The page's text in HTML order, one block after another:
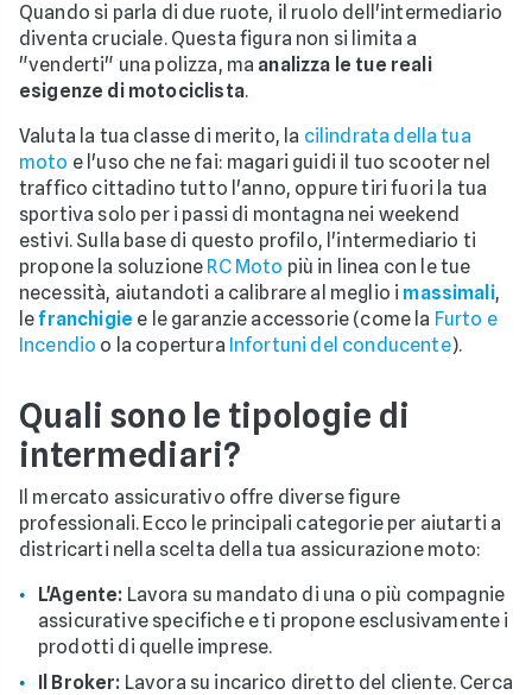
Quando si parla di due ruote, il ruolo dell'intermediario
diventa cruciale. Questa figura non si limita a
"venderti" una polizza, ma analizza le tue reali
esigenze di motociclista.
Valuta la tua classe di merito, la cilindrata della tua
moto e l'uso che ne fai: magari guidi il tuo scooter nel
traffico cittadino tutto l'anno, oppure tiri fuori la tua
sportiva solo per i passi di montagna nei weekend
estivi. Sulla base di questo profilo, l'intermediario ti
propone la soluzione RC Moto più in linea con le tue
necessità, aiutandoti a calibrare al meglio i massimali,
lefranchigie e le garanzie accessorie (come la Furto e
Incendio o la copertura Infortuni del conducente).
Quali sono le tipologie di
intermediari?
Il mercato assicurativo offre diverse figure
professionali. Ecco le principali categorie per aiutarti a
districarti nella scelta della tua assicurazione moto:
L'Agente: Lavora su mandato di una o più compagnie
assicurative specifiche e ti propone esclusivamente i
prodotti di quelle imprese.
Il Broker: Lavora su incarico diretto del cliente. Cerca